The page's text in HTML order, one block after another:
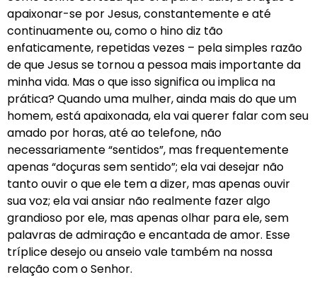
apaixonar-se por Jesus, constantemente e até
continuamente ou, como o hino diz tão
enfaticamente, repetidas vezes – pela simples razão
de que Jesus se tornou a pessoa mais importante da
minha vida. Mas o que isso significa ou implica na
prática? Quando uma mulher, ainda mais do que um
homem, está apaixonada, ela vai querer falar com seu
amado por horas, até ao telefone, não
necessariamente “sentidos”, mas frequentemente
apenas “doçuras sem sentido”; ela vai desejar não
tanto ouvir o que ele tem a dizer, mas apenas ouvir
sua voz; ela vai ansiar não realmente fazer algo
grandioso por ele, mas apenas olhar para ele, sem
palavras de admiração e encantada de amor. Esse
tríplice desejo ou anseio vale também na nossa
relação com o Senhor.